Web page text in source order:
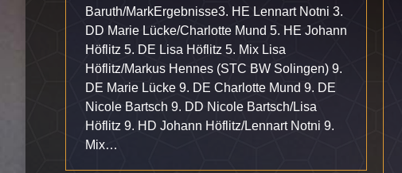
Baruth/MarkErgebnisse3. HE Lennart Notni 3.
DD Marie Lücke/Charlotte Mund 5. HE Johann
Höflitz 5. DE Lisa Höflitz 5. Mix Lisa
Höflitz/Markus Hennes (STC BW Solingen) 9.
DE Marie Lücke 9. DE Charlotte Mund 9. DE
Nicole Bartsch 9. DD Nicole Bartsch/Lisa
Höflitz 9. HD Johann Höflitz/Lennart Notni 9.
Mix…